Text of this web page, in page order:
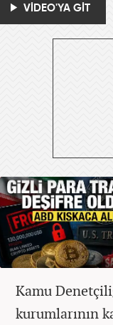
VİDEO'YA GİT
Kamu
kurumlarının